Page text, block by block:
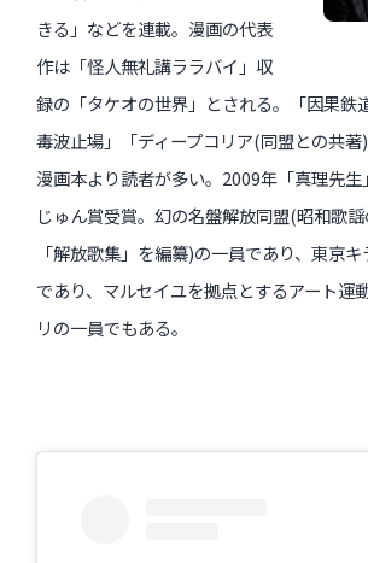
きる」などを連載。漫画の代表
作は「怪人無礼講ララバイ」収
録の「タケオの世界」とされる。「因果鉄
毒波止場」「ディープコリア(同盟との共
漫画本より読者が多い。2009年「真理先生
じゅん賞受賞。幻の名盤解放同盟(昭和歌
「解放歌集」を編纂)の一員であり、東京
であり、マルセイユを拠点とするアート運
リの一員でもある。